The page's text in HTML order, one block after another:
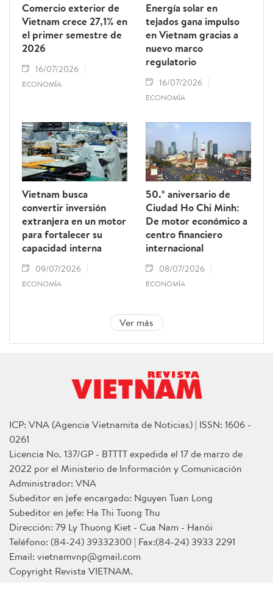
Comercio exterior de
Vietnam crece 27,1% en
el primer semestre de
2026
16/07/2026
ECONOMÍA
Energía solar en
tejados gana impulso
en Vietnam gracias a
nuevo marco
regulatorio
16/07/2026
ECONOMÍA
Vietnam busca
convertir inversión
extranjera en un motor
para fortalecer su
capacidad interna
09/07/2026
ECONOMÍA
50.º aniversario de
Ciudad Ho Chi Minh:
De motor económico a
centro financiero
internacional
08/07/2026
ECONOMÍA
Ver más
ICP: VNA (Agencia Vietnamita de Noticias) | ISSN: 1606 -
0261
Licencia No. 137/GP - BTTTT expedida el 17 de marzo de
2022 por el Ministerio de Información y Comunicación
Administrador: VNA
Subeditor en jefe encargado: Nguyen Tuan Long
Subeditor en jefe: Ha Thi Tuong Thu
Dirección: 79 Ly Thuong Kiet - Cua Nam - Hanói
Teléfono: (84-24) 39332300 | Fax:(84-24) 3933 2291
Email: vietnamvnp@gmail.com
Copyright Revista VIETNAM.